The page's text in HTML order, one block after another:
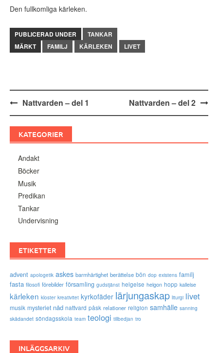
Den fullkomliga kärleken.
PUBLICERAD UNDER
TANKAR
MÄRKT
FAMILJ KÄRLEKEN LIVET
Inläggsnavigering
Nattvarden – del 1 Nattvarden – del 2
KATEGORIER
Andakt
Böcker
Musik
Predikan
Tankar
Undervisning
ETIKETTER
advent apologetik askes barmhärtighet berättelse bön dop existens familj
fasta filosofi förebilder församling gudstjänst helgelse helgon hopp kallelse
kärleken kloster kreativitet kyrkofäder lärjungaskap liturgi livet
musik mysteriet nåd nattvard påsk relationer religion samhälle sanning
skådandet söndagsskola team teologi tillbedjan tro
INLÄGGSARKIV